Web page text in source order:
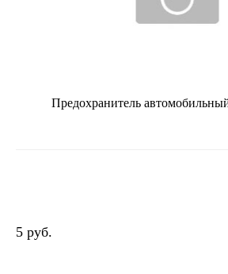
Предохранитель
5 руб.